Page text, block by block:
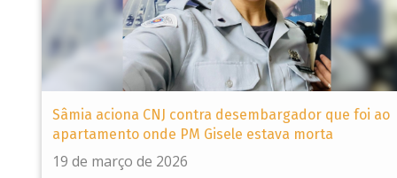
Sâmia aciona CNJ contra desembargador que foi ao
apartamento onde PM Gisele estava morta
19 de março de 2026